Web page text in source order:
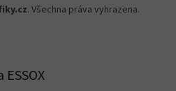
. Všechna práva vyhrazena.